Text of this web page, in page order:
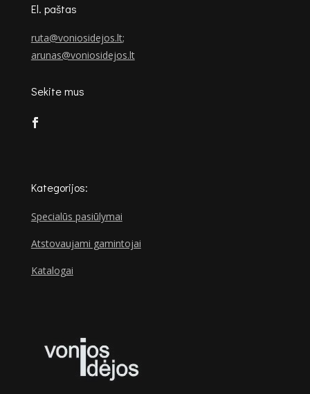
El. paštas
ruta@voniosidejos.lt;
arunas@voniosidejos.lt
Sekite mus
Kategorijos:
Specialūs pasiūlymai
Atstovaujami gamintojai
Katalogai